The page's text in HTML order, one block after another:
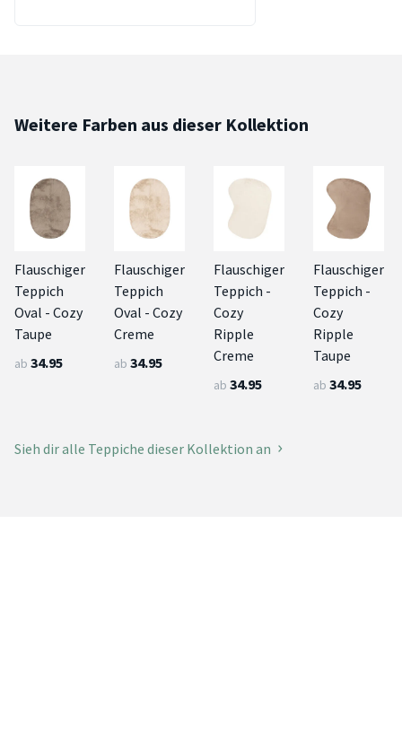
Weitere Farben aus dieser Kollektion
Flauschiger
Teppich
Oval - Cozy
Taupe
ab 34.95
Flauschiger
Teppich
Oval - Cozy
Creme
ab 34.95
Flauschiger
Teppich -
Cozy
Ripple
Creme
ab 34.95
Flauschiger
Teppich -
Cozy
Ripple
Taupe
ab 34.95
Sieh dir alle Teppiche dieser Kollektion an